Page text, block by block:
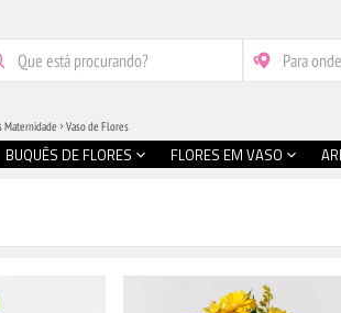
BUQUÊS DE FLORES FLORES EM VASO
Maternidade Vaso de Flores